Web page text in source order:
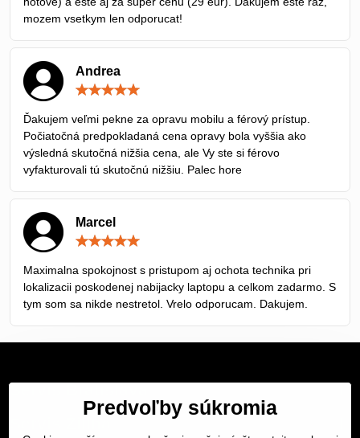
mozem vsetkym len odporucat!
Andrea
5
Ďakujem veľmi pekne za opravu mobilu a férový prístup.
Počiatočná predpokladaná cena opravy bola vyššia ako
výsledná skutočná nižšia cena, ale Vy ste si férovo
vyfakturovali tú skutočnú nižšiu. Palec hore
Marcel
5
Maximalna spokojnost s pristupom aj ochota technika pri
lokalizacii poskodenej nabijacky laptopu a celkom zadarmo. S
tym som sa nikde nestretol. Vrelo odporucam. Dakujem.
Servis Bratislava
Predvoľby súkromia